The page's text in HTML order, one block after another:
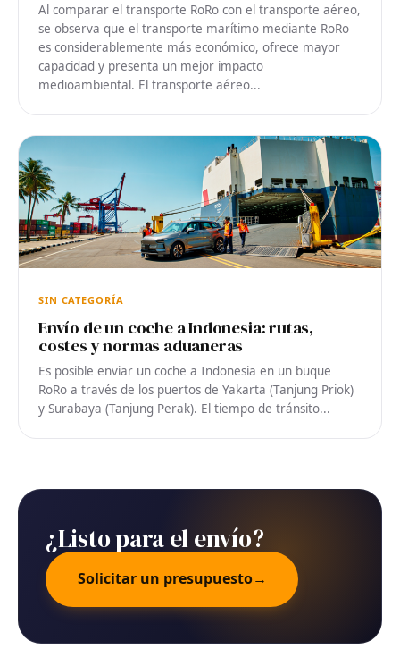
Al comparar el transporte RoRo con el transporte aéreo,
se observa que el transporte marítimo mediante RoRo
es considerablemente más económico, ofrece mayor
capacidad y presenta un mejor impacto
medioambiental. El transporte aéreo...
SIN CATEGORÍA
Envío de un coche a Indonesia: rutas,
costes y normas aduaneras
Es posible enviar un coche a Indonesia en un buque
RoRo a través de los puertos de Yakarta (Tanjung Priok)
y Surabaya (Tanjung Perak). El tiempo de tránsito...
¿Listo para el envío?
Solicitar un presupuesto→